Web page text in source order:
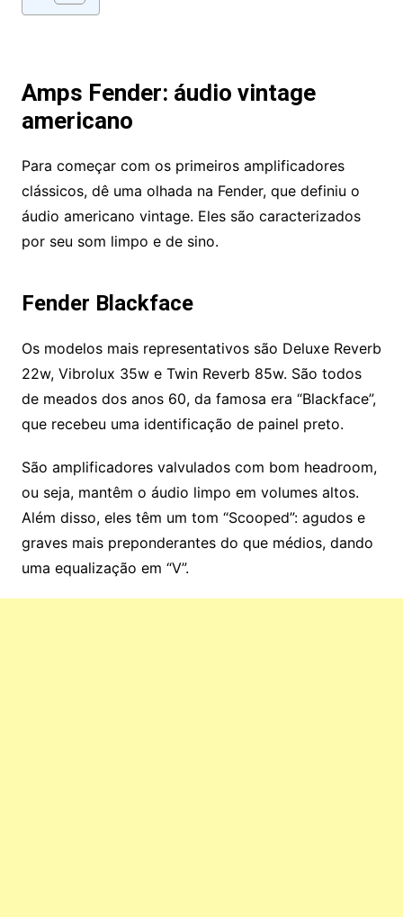
Amps Fender: áudio vintage
americano
Para começar com os primeiros amplificadores
clássicos, dê uma olhada na Fender, que definiu o
áudio americano vintage. Eles são caracterizados
por seu som limpo e de sino.
Fender Blackface
Os modelos mais representativos são Deluxe Reverb
22w, Vibrolux 35w e Twin Reverb 85w. São todos
de meados dos anos 60, da famosa era “Blackface”,
que recebeu uma identificação de painel preto.
São amplificadores valvulados com bom headroom,
ou seja, mantêm o áudio limpo em volumes altos.
Além disso, eles têm um tom “Scooped”: agudos e
graves mais preponderantes do que médios, dando
uma equalização em “V”.